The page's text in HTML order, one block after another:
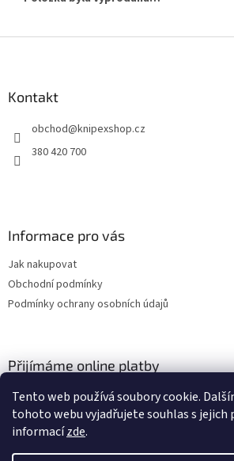
Tento web používá soubory cookie.
tohoto webu vyjadřujete souhlas s jejich
informacízde.
Kontakt
obchod@knipexshop.cz
380 420 700
Informace pro vás
Jak nakupovat
Obchodní podmínky
Podmínky ochrany osobních údajů
Přijímáme online platby